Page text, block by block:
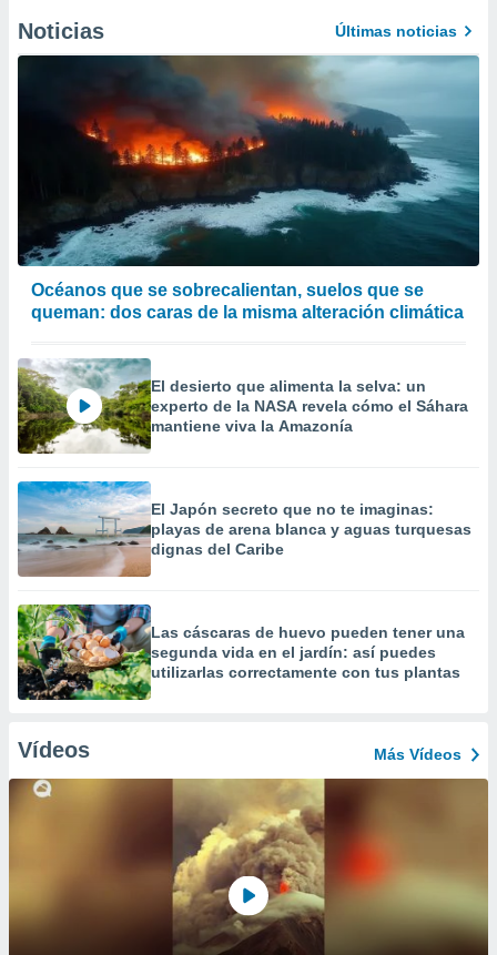
Noticias Últimas noticias
Océanos que se sobrecalientan, suelos que se
queman: dos caras de la misma alteración climática
El desierto que alimenta la selva: un
experto de la NASA revela cómo el Sáhara
mantiene viva la Amazonía
El Japón secreto que no te imaginas:
playas de arena blanca y aguas turquesas
dignas del Caribe
Las cáscaras de huevo pueden tener una
segunda vida en el jardín: así puedes
utilizarlas correctamente con tus plantas
Vídeos Más Vídeos